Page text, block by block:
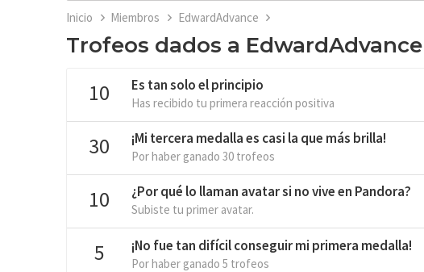
Inicio Miembros EdwardAdvance
Trofeos dados a EdwardAdvance
10 Es tan solo el principio
Has recibido tu primera reacción positiva
30 ¡Mi tercera medalla es casi la que más brilla!
Por haber ganado 30 trofeos
10 ¿Por qué lo llaman avatar si no vive en Pandora?
Subiste tu primer avatar.
5 ¡No fue tan difícil conseguir mi primera medalla!
Por haber ganado 5 trofeos